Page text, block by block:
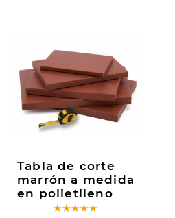
Tabla de corte
marrón a medida
en polietileno